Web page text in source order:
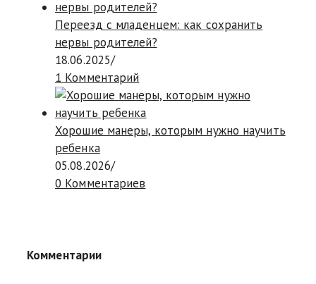
Переезд с младенцем: как сохранить
нервы родителей?
18.06.2025/
1 Комментарий
Хорошие манеры, которым нужно научить
ребенка
05.08.2026/
0 Комментариев
Комментарии